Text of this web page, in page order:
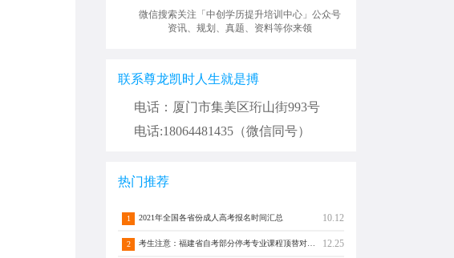
微信搜索关注「中创学历提升培训中心」公众号
资讯、规划、真题、资料等你来领
联系尊龙凯时人生就是搏
电话：厦门市集美区珩山街993号
电话:18064481435（微信同号）
热门推荐
1 2021年全国各省份成人高考报名时间汇总 10.12
2 12.25